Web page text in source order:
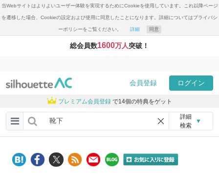
当Webサイトはよりよいユーザー体験を実現するためにCookieを使用しています。これ以降ページ
を遷移した場合、Cookieの設定および使用に同意したことになります。詳細についてはプライバシ
ーポリシーをご覧ください。 詳細 同意
総会員数1600万人突破！
会員登録 ログイン
プレミアム会員登録 で14個の特典をゲット
詳細
検索
▼